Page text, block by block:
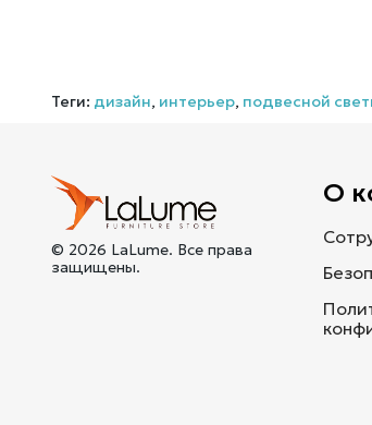
Теги: дизайн, интерьер, подвесной
© 2026 LaLume. Все права
защищены.
О